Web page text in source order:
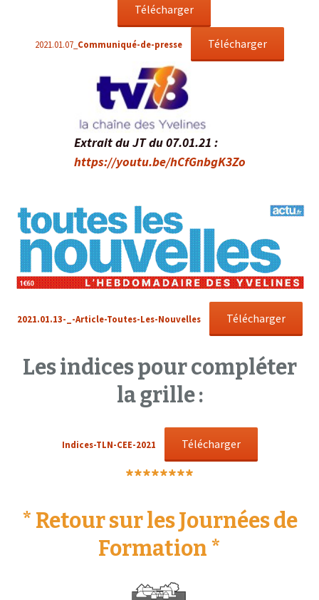
Télécharger
2021.01.07_ Communiqué-de-presse Télécharger
Extrait du JT du 07.01.21 :
https://youtu.be/hCfGnbgK3Zo
2021.01.13-_-Article-Toutes-Les-Nouvelles Télécharger
Les indices pour compléter
la grille :
Indices-TLN-CEE-2021 Télécharger
********
* Retour sur les Journées de
Formation *